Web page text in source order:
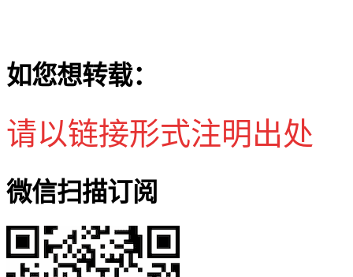
如您想转载：
请以链接形式注明出处
微信扫描订阅